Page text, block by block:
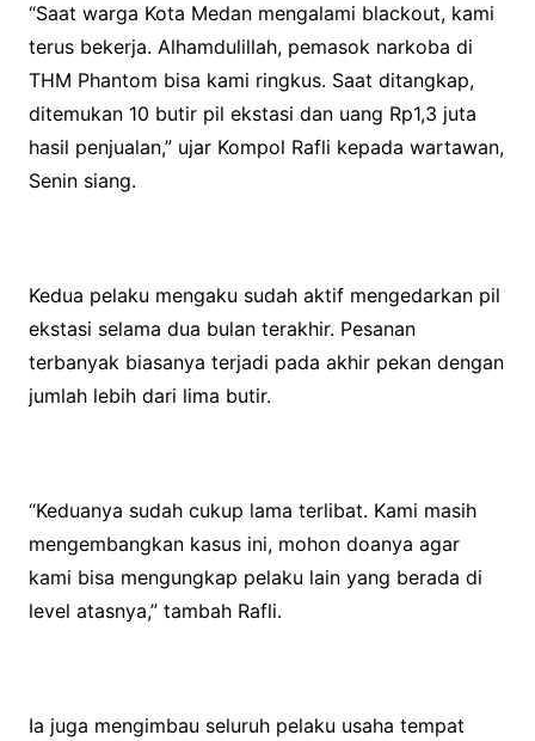
“Saat warga Kota Medan mengalami blackout, kami
terus bekerja. Alhamdulillah, pemasok narkoba di
THM Phantom bisa kami ringkus. Saat ditangkap,
ditemukan 10 butir pil ekstasi dan uang Rp1,3 juta
hasil penjualan,” ujar Kompol Rafli kepada wartawan,
Senin siang.
Kedua pelaku mengaku sudah aktif mengedarkan pil
ekstasi selama dua bulan terakhir. Pesanan
terbanyak biasanya terjadi pada akhir pekan dengan
jumlah lebih dari lima butir.
“Keduanya sudah cukup lama terlibat. Kami masih
mengembangkan kasus ini, mohon doanya agar
kami bisa mengungkap pelaku lain yang berada di
level atasnya,” tambah Rafli.
Ia juga mengimbau seluruh pelaku usaha tempat